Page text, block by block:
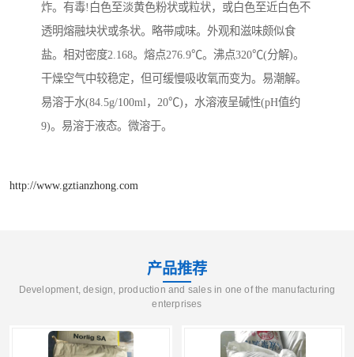
炸。有毒!白色至淡黄色粉状或粒状，或白色至近白色不
透明熔融块状或条状。略带咸味。外观和滋味颇似食
盐。相对密度2.168。熔点276.9℃。沸点320℃(分解)。
干燥空气中较稳定，但可缓慢吸收氧而变为。易潮解。
易溶于水(84.5g/100ml，20℃)，水溶液呈碱性(pH值约
9)。易溶于液态。微溶于。
http://www.gztianzhong.com
产品推荐
Development, design, production and sales in one of the manufacturing
enterprises